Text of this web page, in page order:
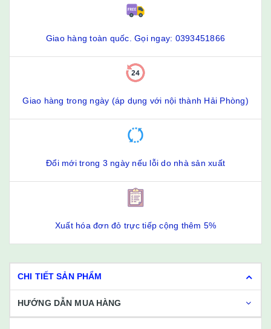
Giao hàng toàn quốc. Gọi ngay: 0393451866
Giao hàng trong ngày (áp dụng với nội thành Hải Phòng)
Đổi mới trong 3 ngày nếu lỗi do nhà sản xuất
Xuất hóa đơn đỏ trực tiếp cộng thêm 5%
CHI TIẾT SẢN PHẨM
HƯỚNG DẪN MUA HÀNG